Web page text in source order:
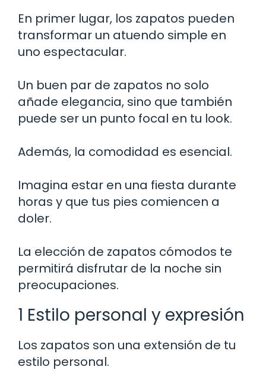
En primer lugar, los zapatos pueden
transformar un atuendo simple en
uno espectacular.
Un buen par de zapatos no solo
añade elegancia, sino que también
puede ser un punto focal en tu look.
Además, la comodidad es esencial.
Imagina estar en una fiesta durante
horas y que tus pies comiencen a
doler.
La elección de zapatos cómodos te
permitirá disfrutar de la noche sin
preocupaciones.
1 Estilo personal y expresión
Los zapatos son una extensión de tu
estilo personal.